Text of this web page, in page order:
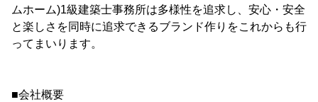
ムホーム)1級建築士事務所は多様性を追求し、安心・安全
と楽しさを同時に追求できるブランド作りをこれからも行
ってまいります。
■会社概要